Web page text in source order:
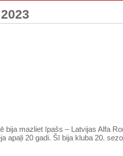
bija mazliet īpašs – Latvijas Alfa
apaļi 20 gadi. Šī bija kluba 20.